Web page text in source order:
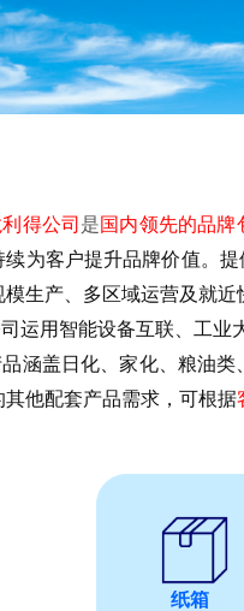
公司 是国内领先的品牌
续为客户提升品牌价值。
模生产、多区域运营及就近
用智能设备互联、工业大
盖日化、家化、粮油类、
其他配套产品需求，可根据
纸箱